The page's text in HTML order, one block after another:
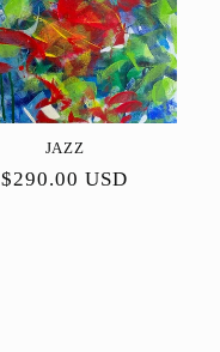
JAZZ
Preço
$290.00 USD